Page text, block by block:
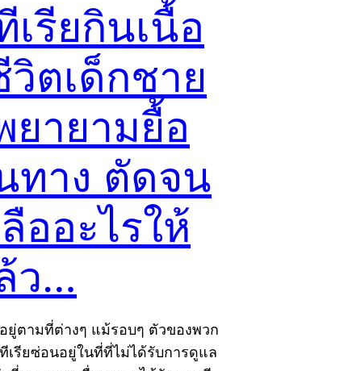
รียกินเนื้อ
ตเด็กชาย
ายามยื้อ
ทาง ตัดจน
ออะไรให้
ว…
ยู่ตามที่ต่างๆ แม้รอบๆ ตัวของพวก
เรียซ่อนอยู่ในที่ที่ไม่ได้รับการดูแล